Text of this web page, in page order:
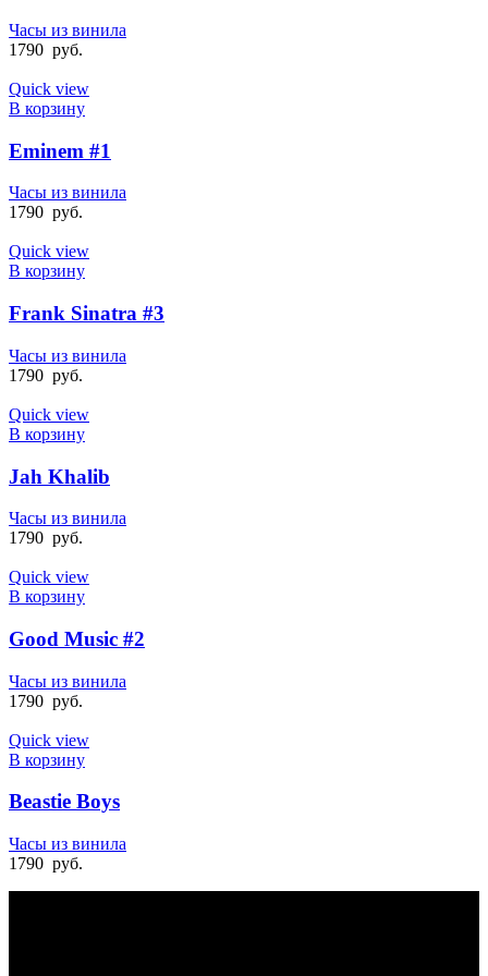
Часы из винила
1790 руб.
Quick view
В корзину
Eminem #1
Часы из винила
1790 руб.
Quick view
В корзину
Frank Sinatra #3
Часы из винила
1790 руб.
Quick view
В корзину
Jah Khalib
Часы из винила
1790 руб.
Quick view
В корзину
Good Music #2
Часы из винила
1790 руб.
Quick view
В корзину
Beastie Boys
Часы из винила
1790 руб.